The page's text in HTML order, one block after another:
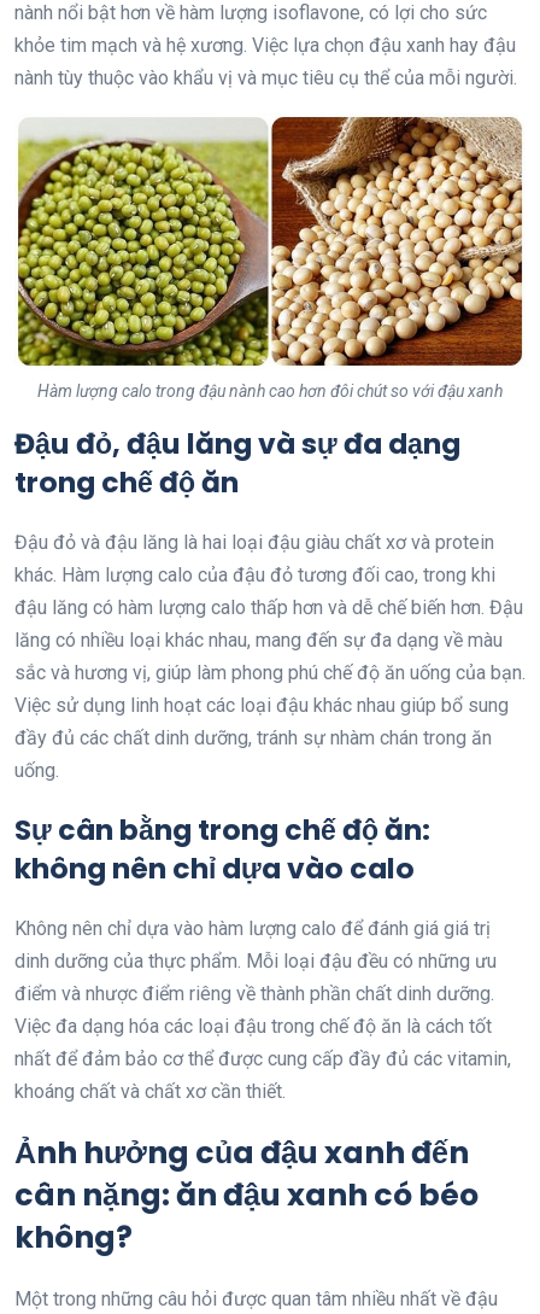
nành nổi bật hơn về hàm lượng isoflavone, có lợi cho sức
khỏe tim mạch và hệ xương. Việc lựa chọn đậu xanh hay đậu
nành tùy thuộc vào khẩu vị và mục tiêu cụ thể của mỗi người.
Hàm lượng calo trong đậu nành cao hơn đôi chút so với đậu xanh
Đậu đỏ, đậu lăng và sự đa dạng
trong chế độ ăn
Đậu đỏ và đậu lăng là hai loại đậu giàu chất xơ và protein
khác. Hàm lượng calo của đậu đỏ tương đối cao, trong khi
đậu lăng có hàm lượng calo thấp hơn và dễ chế biến hơn. Đậu
lăng có nhiều loại khác nhau, mang đến sự đa dạng về màu
sắc và hương vị, giúp làm phong phú chế độ ăn uống của bạn.
Việc sử dụng linh hoạt các loại đậu khác nhau giúp bổ sung
đầy đủ các chất dinh dưỡng, tránh sự nhàm chán trong ăn
uống.
Sự cân bằng trong chế độ ăn:
không nên chỉ dựa vào calo
Không nên chỉ dựa vào hàm lượng calo để đánh giá giá trị
dinh dưỡng của thực phẩm. Mỗi loại đậu đều có những ưu
điểm và nhược điểm riêng về thành phần chất dinh dưỡng.
Việc đa dạng hóa các loại đậu trong chế độ ăn là cách tốt
nhất để đảm bảo cơ thể được cung cấp đầy đủ các vitamin,
khoáng chất và chất xơ cần thiết.
Ảnh hưởng của đậu xanh đến
cân nặng: ăn đậu xanh có béo
không?
Một trong những câu hỏi được quan tâm nhiều nhất về đậu